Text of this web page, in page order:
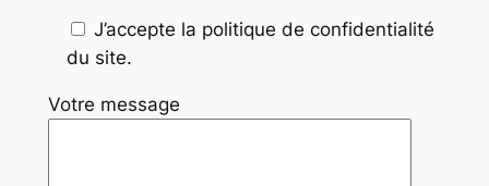
J’accepte la politique de confidentialité
du site.
Votre message